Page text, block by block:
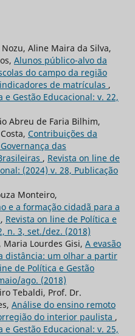
Aline Maira da Silva,
Alunos público-alvo da
do campo da região
de matrículas ,
Gestão Educacional: v. 22,
Abreu de Faria Bilhim,
Contribuições da
das
, Revista on line de
(2024) v. 28, Publicação
Monteiro,
e a formação cidadã para a
, Revista on line de Política e
n. 3, set./dez. (2018)
Maria Lourdes Gisi, A evasão
distância: um olhar a partir
de Política e Gestão
ago. (2018)
Tebaldi, Prof. Dr.
Análise do ensino remoto
do interior paulista ,
Gestão Educacional: v. 25,